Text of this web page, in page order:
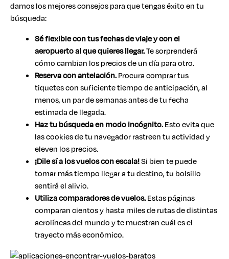
damos los mejores consejos para que tengas éxito en tu
búsqueda:
Sé flexible con tus fechas de viaje y con el
aeropuerto al que quieres llegar.Te sorprenderá
cómo cambian los precios de un día para otro.
Reserva con antelación.Procura comprar tus
tiquetes con suficiente tiempo de anticipación, al
menos, un par de semanas antes de tu fecha
estimada de llegada.
Haz tu búsqueda en modo incógnito.Esto evita que
las cookies de tu navegador rastreen tu actividad y
eleven los precios.
¡Dile sí a los vuelos con escala!Si bien te puede
tomar más tiempo llegar a tu destino, tu bolsillo
sentirá el alivio.
Utiliza comparadores de vuelos.Estas páginas
comparan cientos y hasta miles de rutas de distintas
aerolíneas del mundo y te muestran cuál es el
trayecto más económico.